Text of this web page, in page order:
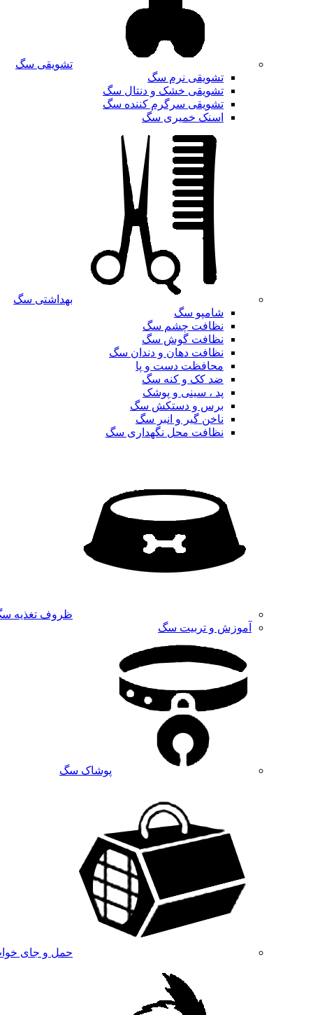
تشویقی سگ
تشویقی نرم سگ
تشویقی خشک و دنتال سگ
تشویقی سرگرم کننده سگ
اسنک خمیری سگ
بهداشتی سگ
شامپو سگ
نظافت چشم سگ
نظافت گوش سگ
نظافت دهان و دندان سگ
محافظت دست و پا
ضد کک و کنه سگ
پد ، سینی و پوشک
برس و دستکش سگ
ناخن گیر و انبر سگ
نظافت محل نگهداری سگ
ظروف تغذیه
آموزش و تربیت سگ
پوشاک سگ
حمل و جای